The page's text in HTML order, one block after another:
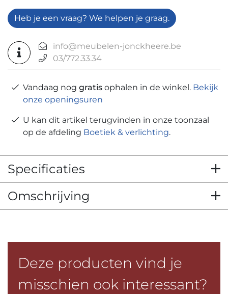
Heb je een vraag? We helpen je graag.
info@meubelen-jonckheere.be
03/772.33.34
Vandaag nog gratis ophalen in de winkel. Bekijk
onze openingsuren
U kan dit artikel terugvinden in onze toonzaal
op de afdeling Boetiek & verlichting.
Specificaties
Omschrijving
Deze producten vind je
misschien ook interessant?